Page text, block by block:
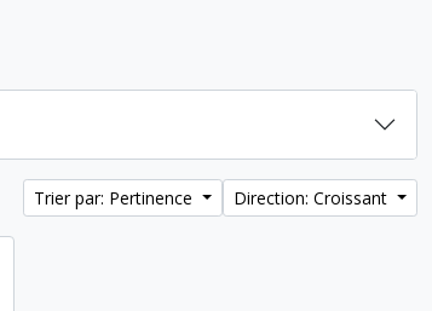
Trier par: Pertinence Direction: Croissant